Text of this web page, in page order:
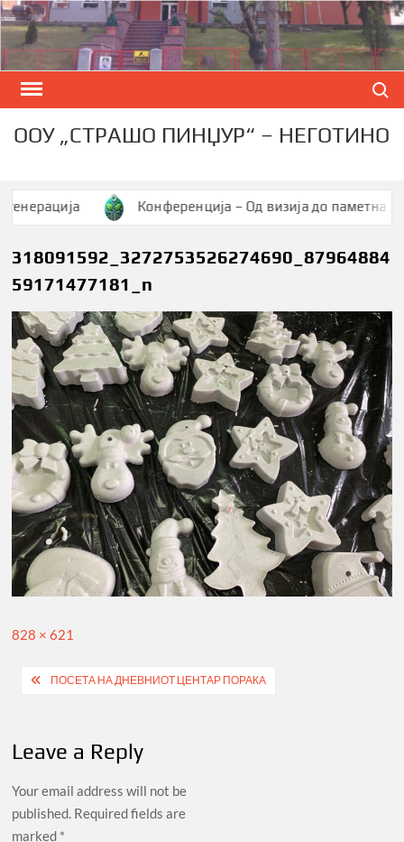
Skip
to
content
ООУ „СТРАШО ПИНЏУР“ – НЕГОТИНО
Конференција – Од визија до паметна
318091592_3272753526274690_87964884
59171477181_n
Full
828 × 621
PostПОСЕТА НА ДНЕВНИОТ ЦЕНТАР ПОРАКА
Leave a Reply
Your email address will not be
published. Required fields are
marked *